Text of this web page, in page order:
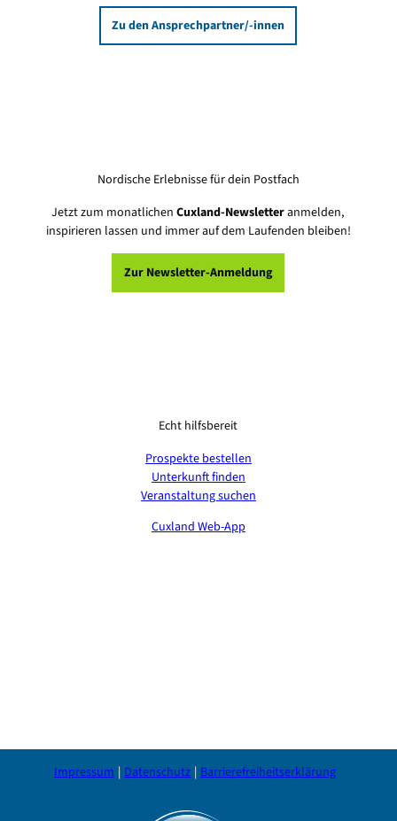
Zu den Ansprechpartner/-innen
Nordische Erlebnisse für dein Postfach
Jetzt zum monatlichenCuxland-Newsletteranmelden,
inspirieren lassen und immer auf dem Laufenden bleiben!
Zur Newsletter-Anmeldung
Echt hilfsbereit
Prospekte bestellen
Unterkunft finden
Veranstaltung suchen
Cuxland Web-App
Impressum Datenschutz Barrierefreiheitserklärung